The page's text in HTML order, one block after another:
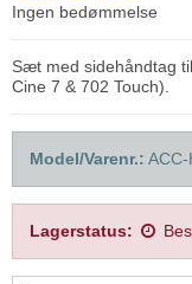
Ingen bedømmelse
Sæt med sidehåndtag
Cine 7 & 702 Touch).
Model/Varenr.: ACC-
Lagerstatus: